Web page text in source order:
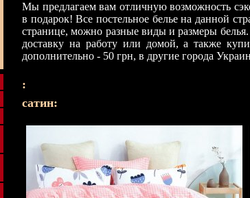
Мы предлагаем вам отличную возможность
в подарок! Все постельное белье на данной
странице, можно разные виды и размеры
доставку на работу или домой, а также
дополнительно - 50 грн, в другие города
:
cатин: